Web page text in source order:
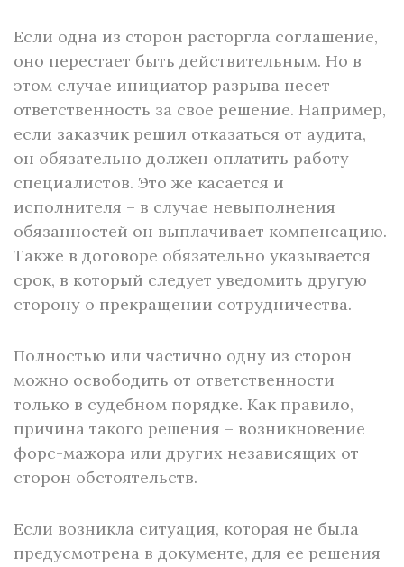
Если одна из сторон расторгла соглашение,
оно перестает быть действительным. Но в
этом случае инициатор разрыва несет
ответственность за свое решение. Например,
если заказчик решил отказаться от аудита,
он обязательно должен оплатить работу
специалистов. Это же касается и
исполнителя – в случае невыполнения
обязанностей он выплачивает компенсацию.
Также в договоре обязательно указывается
срок, в который следует уведомить другую
сторону о прекращении сотрудничества.
Полностью или частично одну из сторон
можно освободить от ответственности
только в судебном порядке. Как правило,
причина такого решения – возникновение
форс-мажора или других независящих от
сторон обстоятельств.
Если возникла ситуация, которая не была
предусмотрена в документе, для ее решения